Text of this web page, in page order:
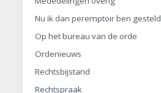
Nu ik dan peremptoir ben gesteld
Op het bureau van de orde
Ordenieuws
Rechtsbijstand
Rechtspraak